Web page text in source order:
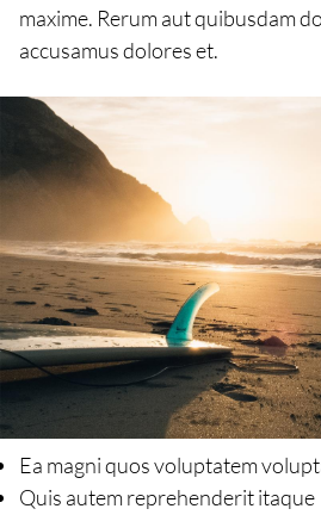
maxime. Rerum aut quibusdam
accusamus dolores et.
Ea magni quos voluptatem
Quis autem reprehenderit itaque